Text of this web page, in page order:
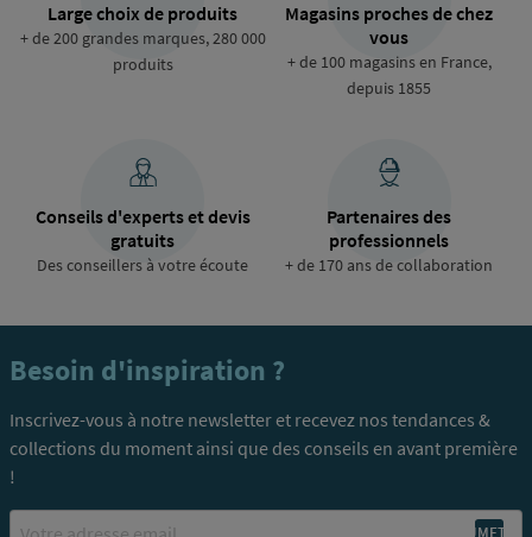
Large choix de produits
+ de 200 grandes marques, 280 000
produits
Magasins proches de chez
vous
+ de 100 magasins en France,
depuis 1855
Conseils d'experts et devis
gratuits
Des conseillers à votre écoute
Partenaires des
professionnels
+ de 170 ans de collaboration
Besoin d'inspiration ?
Inscrivez-vous à notre newsletter et recevez nos tendances &
collections du moment ainsi que des conseils en avant première
!